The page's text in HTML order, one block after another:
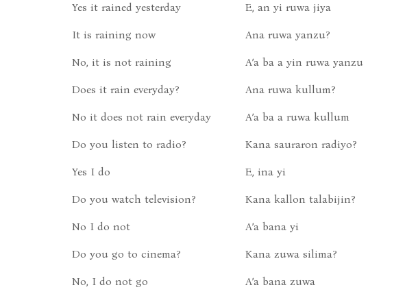
Yes it rained yesterday E, an yi ruwa jiya
It is raining now Ana ruwa yanzu?
No, it is not raining A’a ba a yin ruwa yanzu
Does it rain everyday? Ana ruwa kullum?
No it does not rain everyday A’a ba a ruwa kullum
Do you listen to radio? Kana sauraron radiyo?
Yes I do E, ina yi
Do you watch television? Kana kallon talabijin?
No I do not A’a bana yi
Do you go to cinema? Kana zuwa silima?
No, I do not go A’a bana zuwa